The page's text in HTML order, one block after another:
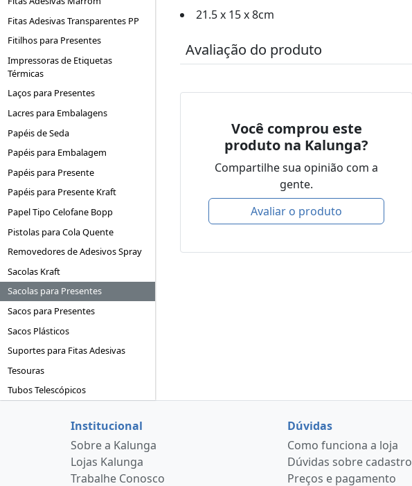
Fitas Adesivas Transparentes PP
Fitilhos para Presentes
Impressoras de Etiquetas
Térmicas
Laços para Presentes
Lacres para Embalagens
Papéis de Seda
Papéis para Embalagem
Papéis para Presente
Papéis para Presente Kraft
Papel Tipo Celofane Bopp
Pistolas para Cola Quente
Removedores de Adesivos Spray
Sacolas Kraft
Sacolas para Presentes
Sacos para Presentes
Sacos Plásticos
Suportes para Fitas Adesivas
Tesouras
Tubos Telescópicos
21.5 x 15 x 8cm
Avaliação do produto
Você comprou este
produto na Kalunga?
Compartilhe sua opinião com a
gente.
Avaliar o produto
Institucional
Sobre a Kalunga
Lojas Kalunga
Trabalhe Conosco
Dúvidas
Como funciona a loja
Dúvidas sobre cadastro
Preços e pagamento